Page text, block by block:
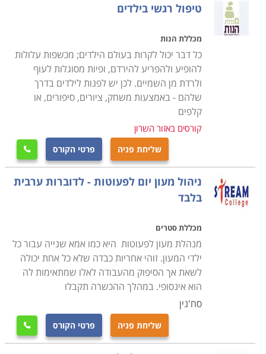
הפעוט, גישות תיאורטיות שונות, פיתוח מיומנויות טיפוליות,
התמודדות עם מוגבלויות ואוכלוסיות שונות ועוד. ניתן ללמוד
חינוך טיפולי לגיל הרך ברוב המכללות והאוניברסיטאות
המורשות להוראת חינוך באופן כללי. המבקש ללמוד תחום
זה יגלה כי מיקומי הלימוד מגוונים למדי החל ממכללת תל חי
בצפון ועד לאוניברסיטת בן גוריון בנגב.
טיפול רגשי בילדים
מכללת הנות
כל דבר יכול לקרות בעולם הילדים; מכשפות עלולות
להופיע ולהפריע להירדם, ופיות מסוגלות לעוף
ולרדת מן השמיים. לכן יש לפנות לילדים בדרך
שלהם - באמצעות משחק, ציורים, סיפורים, או
קלפים
קורסים באזור השרון
שליחת פניה פרטי הקורס 
ניהול מעון יום לפעוטות - לדוברות ערבית
בלבד
מכללת סטרים
מנהלת מעון לפעוטות היא כמו אמא שנייה עבור כל
ילדי המעון. זוהי אחריות כבדה שלא כל אחת יכולה
לשאת אך הסיפוק מהעבודה לאלו שמתאימות לה
הוא אינסופי. במהלך ההכשרה תקבלו
סח'נין
שליחת פניה פרטי הקורס 